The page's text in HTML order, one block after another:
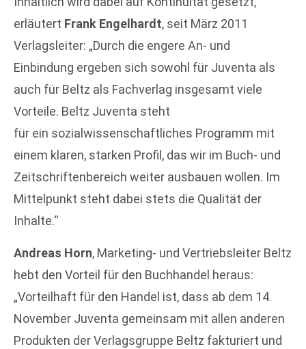
erläutert Frank Engelhardt, seit März 2011
Verlagsleiter: „Durch die engere An- und
Einbindung ergeben sich sowohl für Juventa als
auch für Beltz als Fachverlag insgesamt viele
Vorteile. Beltz Juventa steht
für ein sozialwissenschaftliches Programm mit
einem klaren, starken Profil, das wir im Buch- und
Zeitschriftenbereich weiter ausbauen wollen. Im
Mittelpunkt steht dabei stets die Qualität der
Inhalte.“
Andreas Horn, Marketing- und Vertriebsleiter Beltz
hebt den Vorteil für den Buchhandel heraus:
„Vorteilhaft für den Handel ist, dass ab dem 14.
November Juventa gemeinsam mit allen anderen
Produkten der Verlagsgruppe Beltz fakturiert und